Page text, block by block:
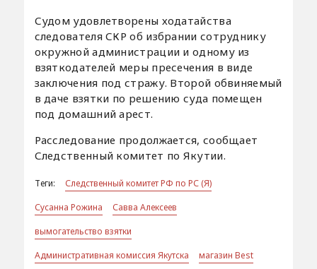
Судом удовлетворены ходатайства
следователя СКР об избрании сотруднику
окружной администрации и одному из
взяткодателей меры пресечения в виде
заключения под стражу. Второй обвиняемый
в даче взятки по решению суда помещен
под домашний арест.
Расследование продолжается, сообщает
Следственный комитет по Якутии.
Теги:
Следственный комитет РФ по РС (Я)
Сусанна Рожина
Савва Алексеев
вымогательство взятки
Административная комиссия Якутска
магазин Best